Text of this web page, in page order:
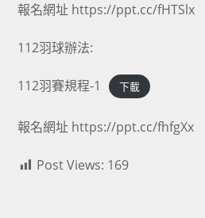
報名網址 https://ppt.cc/fHTSlx
112羽球辦法:
112羽賽規程-1 下載
報名網址 https://ppt.cc/fhfgXx
Post Views: 169